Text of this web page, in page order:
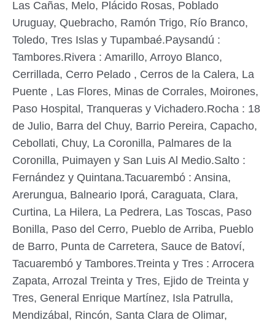
Las Cañas, Melo, Plácido Rosas, Poblado
Uruguay, Quebracho, Ramón Trigo, Río Branco,
Toledo, Tres Islas y Tupambaé.Paysandú :
Tambores.Rivera : Amarillo, Arroyo Blanco,
Cerrillada, Cerro Pelado , Cerros de la Calera, La
Puente , Las Flores, Minas de Corrales, Moirones,
Paso Hospital, Tranqueras y Vichadero.Rocha : 18
de Julio, Barra del Chuy, Barrio Pereira, Capacho,
Cebollati, Chuy, La Coronilla, Palmares de la
Coronilla, Puimayen y San Luis Al Medio.Salto :
Fernández y Quintana.Tacuarembó : Ansina,
Arerungua, Balneario Iporá, Caraguata, Clara,
Curtina, La Hilera, La Pedrera, Las Toscas, Paso
Bonilla, Paso del Cerro, Pueblo de Arriba, Pueblo
de Barro, Punta de Carretera, Sauce de Batoví,
Tacuarembó y Tambores.Treinta y Tres : Arrocera
Zapata, Arrozal Treinta y Tres, Ejido de Treinta y
Tres, General Enrique Martínez, Isla Patrulla,
Mendizábal, Rincón, Santa Clara de Olimar,